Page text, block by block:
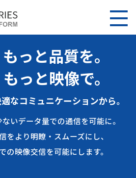
っと品質を。
っと映像で。
なコミュニケーションから。
いデータ量での通信を可能に。
をより明瞭・スムーズにし、
の映像交信を可能にします。